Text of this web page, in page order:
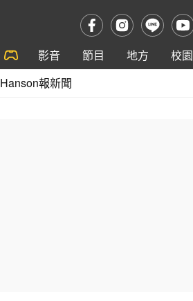
影音 節目 地方
校園
報新聞